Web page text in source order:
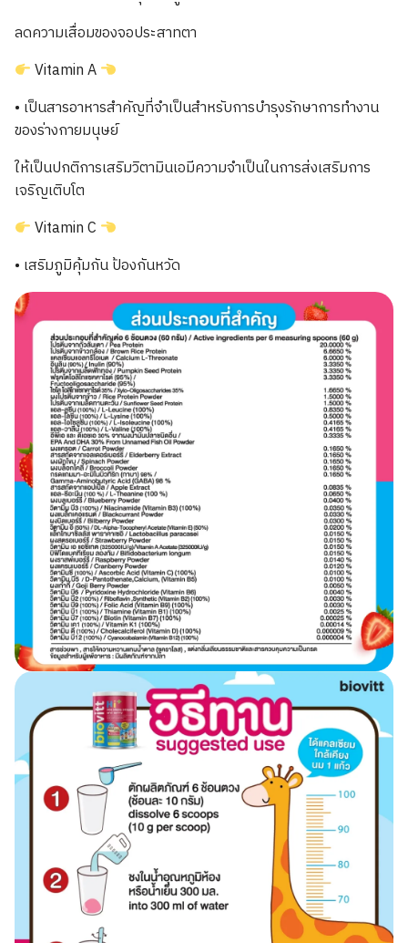
ลดความเสื่อมของจอประสาทตา
Vitamin A
• เป็นสารอาหารสำคัญที่จำเป็นสำหรับการบำรุงรักษาการทำงาน
ของร่างกายมนุษย์
ให้เป็นปกติการเสริมวิตามินเอมีความจำเป็นในการส่งเสริมการ
เจริญเติบโต
Vitamin C
• เสริมภูมิคุ้มกัน ป้องกันหวัด